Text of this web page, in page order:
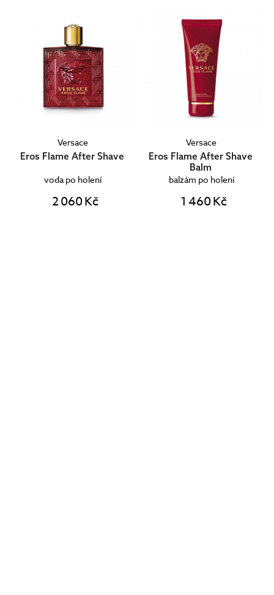
Versace
Eros Flame After Shave
voda po holení
2 060 Kč
Versace
Eros Flame After Shave
Balm
balzám po holení
1 460 Kč